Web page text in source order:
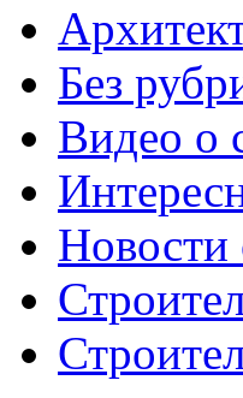
Без
Видео о
Новости